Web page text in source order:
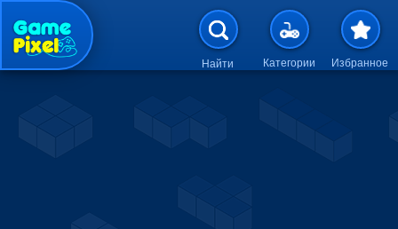
Перейти к основному
Найти Категории Избранное